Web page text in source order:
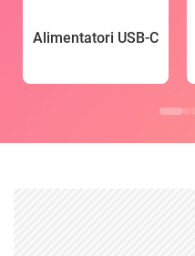
Alimentatori USB-C